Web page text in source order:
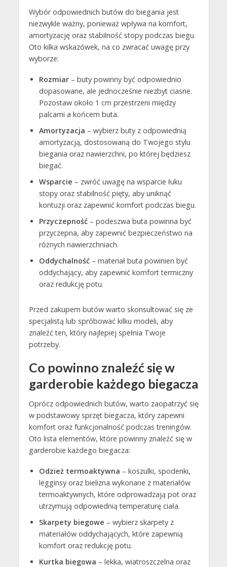
Wybór odpowiednich butów do biegania jest
niezwykle ważny, ponieważ wpływa na komfort,
amortyzację oraz stabilność stopy podczas biegu.
Oto kilka wskazówek, na co zwracać uwagę przy
wyborze:
Rozmiar– buty powinny być odpowiednio
dopasowane, ale jednocześnie niezbyt ciasne.
Pozostaw około 1 cm przestrzeni między
palcami a końcem buta.
Amortyzacja – wybierz buty z odpowiednią
amortyzacją, dostosowaną do Twojego stylu
biegania oraz nawierzchni, po której będziesz
biegać.
Wsparcie – zwróć uwagę na wsparcie łuku
stopy oraz stabilność pięty, aby uniknąć
kontuzji oraz zapewnić komfort podczas biegu.
Przyczepność– podeszwa buta powinna być
przyczepna, aby zapewnić bezpieczeństwo na
różnych nawierzchniach.
Oddychalność– materiał buta powinien być
oddychający, aby zapewnić komfort termiczny
oraz redukcję potu.
Przed zakupem butów warto skonsultować się ze
specjalistą lub spróbować kilku modeli, aby
znaleźć ten, który najlepiej spełnia Twoje
potrzeby.
Co powinno znaleźć się w
garderobie każdego biegacza
Oprócz odpowiednich butów, warto zaopatrzyć się
w podstawowy sprzęt biegacza, który zapewni
komfort oraz funkcjonalność podczas treningów.
Oto lista elementów, które powinny znaleźć się w
garderobie każdego biegacza:
Odzież termoaktywna – koszulki, spodenki,
legginsy oraz bielizna wykonane z materiałów
termoaktywnych, które odprowadzają pot oraz
utrzymują odpowiednią temperaturę ciała.
Skarpety biegowe – wybierz skarpety z
materiałów oddychających, które zapewnią
komfort oraz redukcję potu.
Kurtka biegowa – lekka, wiatroszczelna oraz